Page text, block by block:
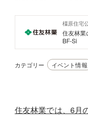
好みからモデルハウスを
住まいづくりお役立ち情報
マイページ
橿原住宅
住友林業
BF-Si
カテゴリー イベント情報
住友林業では、6月